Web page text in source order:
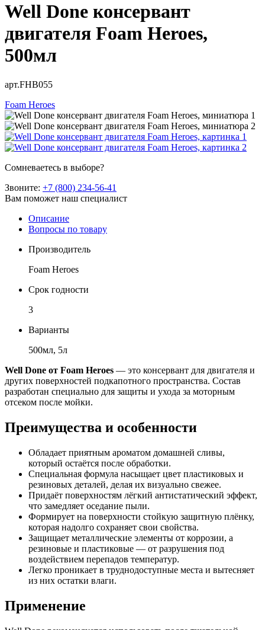
Well Done консервант
двигателя Foam Heroes,
500мл
арт.FHB055
Foam Heroes
Сомневаетесь в выборе?
Звоните: +7 (800) 234-56-41
Вам поможет наш специалист
Описание
Вопросы по товару
Производитель
Foam Heroes
Срок годности
3
Варианты
500мл, 5л
Well Done от Foam Heroes — это консервант для двигателя и
других поверхностей подкапотного пространства. Состав
разработан специально для защиты и ухода за моторным
отсеком после мойки.
Преимущества и особенности
Обладает приятным ароматом домашней сливы,
который остаётся после обработки.
Специальная формула насыщает цвет пластиковых и
резиновых деталей, делая их визуально свежее.
Придаёт поверхностям лёгкий антистатический эффект,
что замедляет оседание пыли.
Формирует на поверхности стойкую защитную плёнку,
которая надолго сохраняет свои свойства.
Защищает металлические элементы от коррозии, а
резиновые и пластиковые — от разрушения под
воздействием перепадов температур.
Легко проникает в труднодоступные места и вытесняет
из них остатки влаги.
Применение